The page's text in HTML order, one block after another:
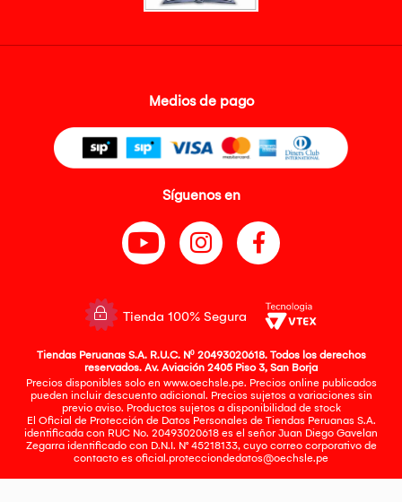
Medios de pago
Síguenos en
Tienda 100% Segura
Tiendas Peruanas S.A. R.U.C. Nº 20493020618. Todos los derechos
reservados. Av. Aviación 2405 Piso 3, San Borja
Precios disponibles solo en www.oechsle.pe. Precios online publicados
pueden incluir descuento adicional. Precios sujetos a variaciones sin
previo aviso. Productos sujetos a disponibilidad de stock
El Oficial de Protección de Datos Personales de Tiendas Peruanas S.A.
identificada con RUC No. 20493020618 es el señor Juan Diego Gavelan
Zegarra identificado con D.N.I. N° 45218133, cuyo correo corporativo de
contacto es oficial.protecciondedatos@oechsle.pe